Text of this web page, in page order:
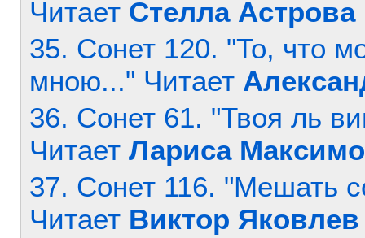
Читает Стелла Астрова
35. Сонет 120. "То, что
мною..." Читает
36. Сонет 61. "Твоя ль
Читает Лариса
37. Сонет 116. "Мешать
Читает Виктор Яковлев